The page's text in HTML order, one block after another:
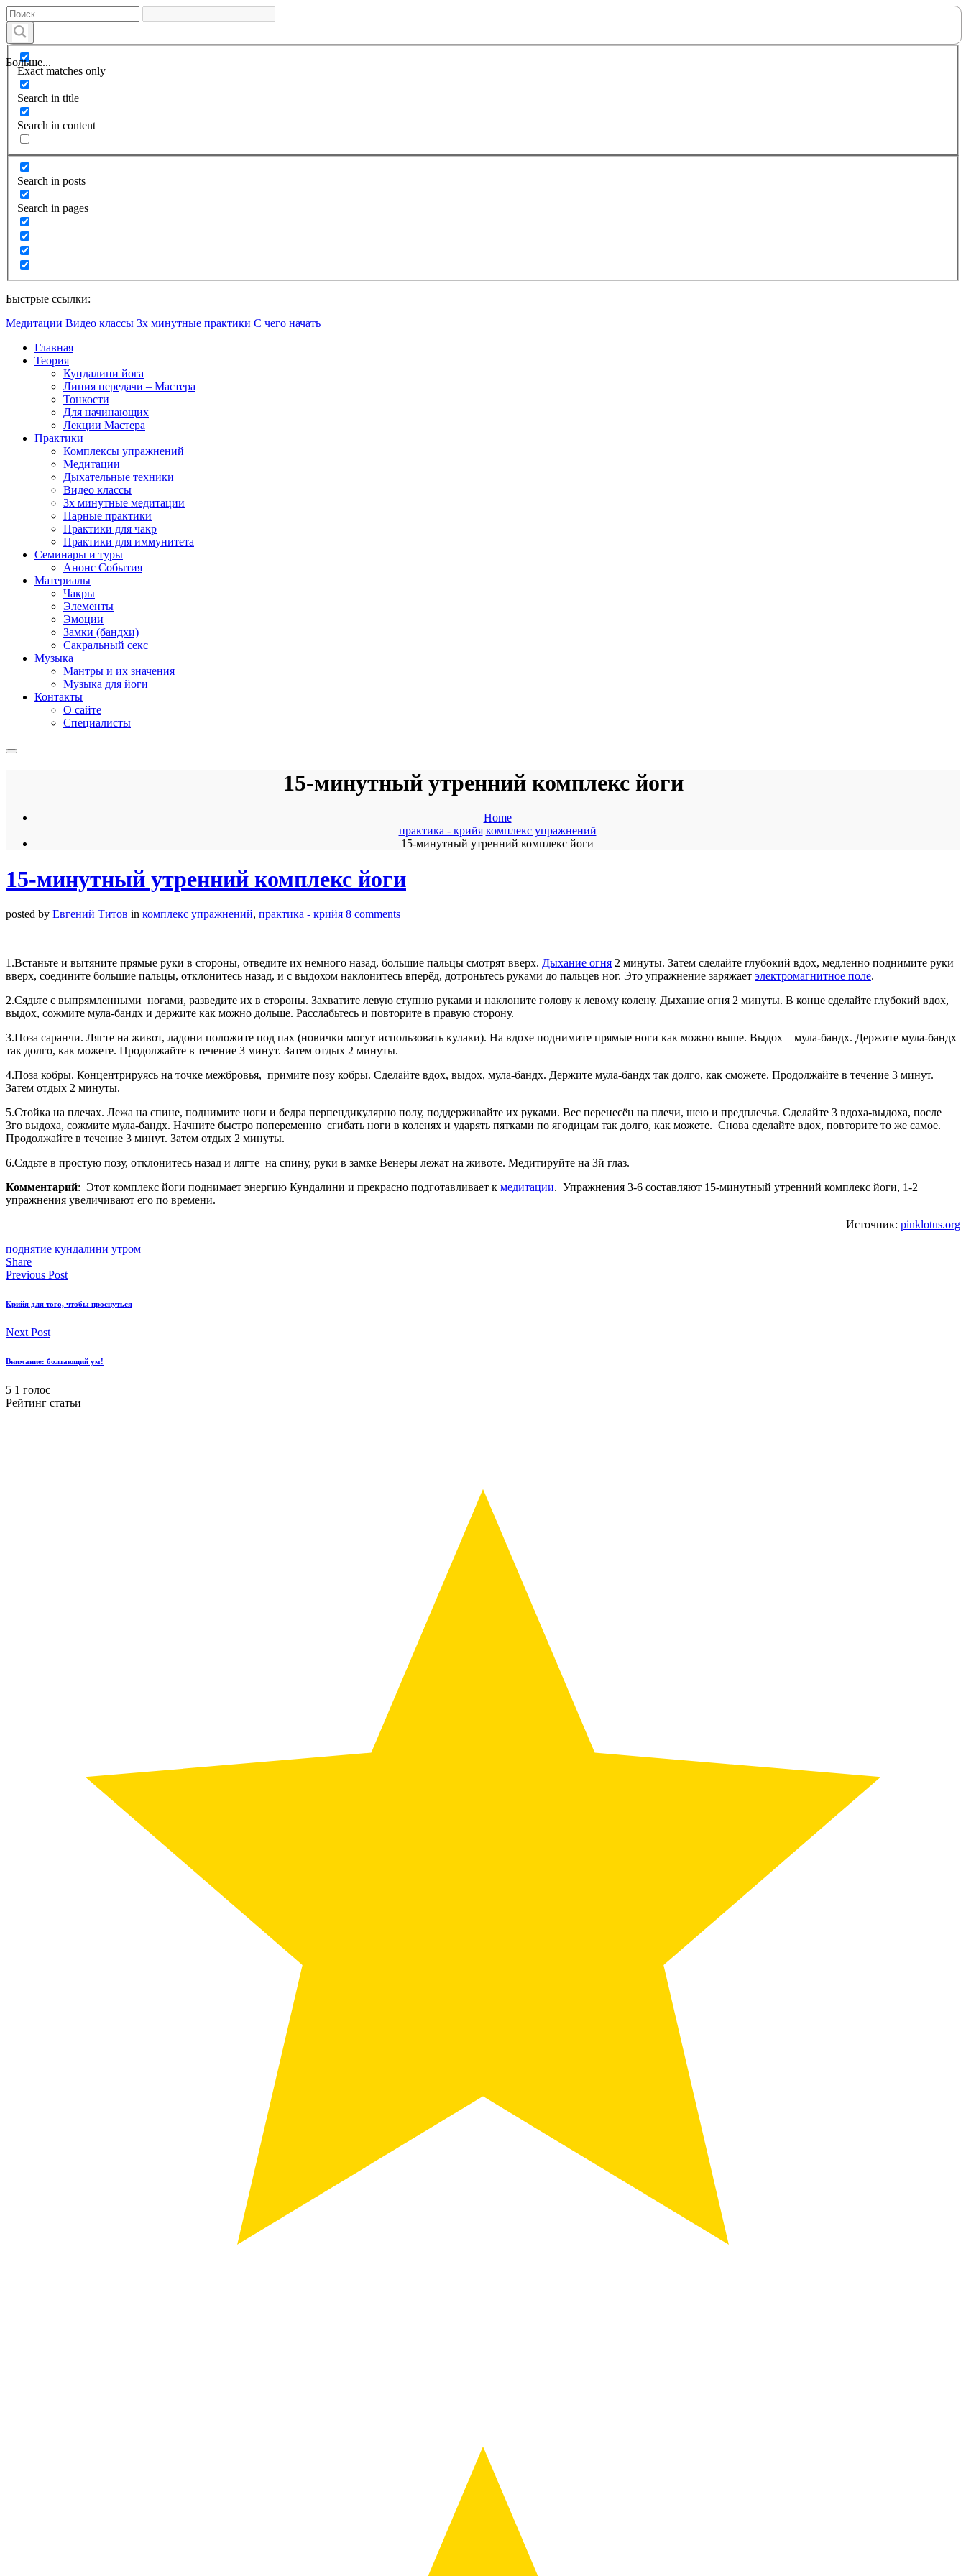
Больше...
Exact matches only
Search in title
Search in content
Search in posts
Search in pages
Быстрые ссылки:
Медитации Видео классы 3х минутные практики С чего начать
Главная
Теория
Кундалини йога
Линия передачи – Мастера
Тонкости
Для начинающих
Лекции Мастера
Практики
Комплексы упражнений
Медитации
Дыхательные техники
Видео классы
3х минутные медитации
Парные практики
Практики для чакр
Практики для иммунитета
Семинары и туры
Анонс События
Материалы
Чакры
Элементы
Эмоции
Замки (бандхи)
Сакральный секс
Музыка
Мантры и их значения
Музыка для йоги
Контакты
О сайте
Специалисты
15-минутный утренний комплекс йоги
Home
практика - крийя комплекс упражнений
15-минутный утренний комплекс йоги
15-минутный утренний комплекс йоги
posted by Евгений Титов in комплекс упражнений, практика - крийя 8 comments
1.Встаньте и вытяните прямые руки в стороны, отведите их немного назад, большие пальцы смотрят вверх. Дыхание огня 2 минуты. Затем сделайте глубокий вдох, медленно поднимите руки
вверх, соедините большие пальцы, отклонитесь назад, и с выдохом наклонитесь вперёд, дотроньтесь руками до пальцев ног. Это упражнение заряжает электромагнитное поле.
2.Сядьте с выпрямленными ногами, разведите их в стороны. Захватите левую ступню руками и наклоните голову к левому колену. Дыхание огня 2 минуты. В конце сделайте глубокий вдох,
выдох, сожмите мула-бандх и держите как можно дольше. Расслабьтесь и повторите в правую сторону.
3.Поза саранчи. Лягте на живот, ладони положите под пах (новички могут использовать кулаки). На вдохе поднимите прямые ноги как можно выше. Выдох – мула-бандх. Держите мула-бандх
так долго, как можете. Продолжайте в течение 3 минут. Затем отдых 2 минуты.
4.Поза кобры. Концентрируясь на точке межбровья, примите позу кобры. Сделайте вдох, выдох, мула-бандх. Держите мула-бандх так долго, как сможете. Продолжайте в течение 3 минут.
Затем отдых 2 минуты.
5.Стойка на плечах. Лежа на спине, поднимите ноги и бедра перпендикулярно полу, поддерживайте их руками. Вес перенесён на плечи, шею и предплечья. Сделайте 3 вдоха-выдоха, после
3го выдоха, сожмите мула-бандх. Начните быстро попеременно сгибать ноги в коленях и ударять пятками по ягодицам так долго, как можете. Снова сделайте вдох, повторите то же самое.
Продолжайте в течение 3 минут. Затем отдых 2 минуты.
6.Сядьте в простую позу, отклонитесь назад и лягте на спину, руки в замке Венеры лежат на животе. Медитируйте на 3й глаз.
Комментарий: Этот комплекс йоги поднимает энергию Кундалини и прекрасно подготавливает к медитации. Упражнения 3-6 составляют 15-минутный утренний комплекс йоги, 1-2
упражнения увеличивают его по времени.
Источник: pinklotus.org
поднятие кундалини утром
Share
Previous Post
Крийя для того, чтобы проснуться
Next Post
Внимание: болтающий ум!
5 1 голос
Рейтинг статьи